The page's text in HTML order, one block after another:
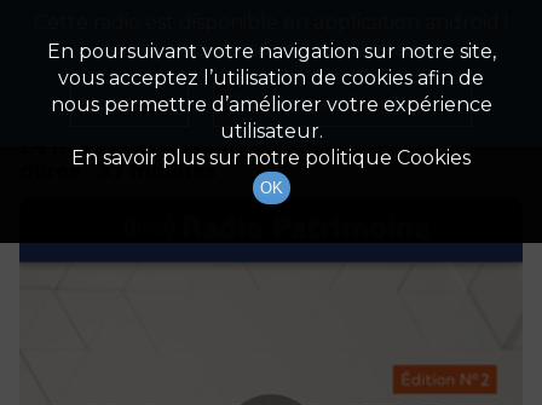
Détails De L'épisode
24 mars 2021
à 13h48
durée : 37 minutes
En poursuivant votre navigation sur notre site,
vous acceptez l’utilisation de cookies afin de
nous permettre d’améliorer votre expérience
utilisateur.
En savoir plus sur notre politique Cookies
OK
Appuyez ci-dessous pour l'installer.
Non merci Télécharger l'application